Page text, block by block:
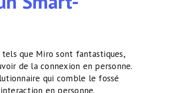
que Miro sont fantastiques,
de la connexion en personne.
qui comble le fossé
en personne.